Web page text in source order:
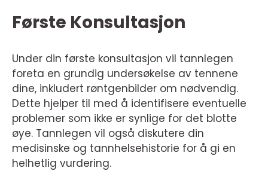
Første Konsultasjon
Under din første konsultasjon vil tannlegen
foreta en grundig undersøkelse av tennene
dine, inkludert røntgenbilder om nødvendig.
Dette hjelper til med å identifisere eventuelle
problemer som ikke er synlige for det blotte
øye. Tannlegen vil også diskutere din
medisinske og tannhelsehistorie for å gi en
helhetlig vurdering.